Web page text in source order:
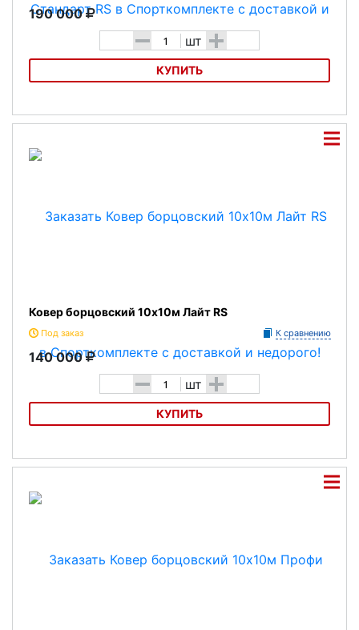
190 000
- шт +
КУПИТЬ
Ковер борцовский 10х10м Стандарт RS
Ковер борцовский 10х10м Лайт RS
Под заказ К сравнению
140 000
- шт +
КУПИТЬ
Ковер борцовский 10х10м Лайт RS